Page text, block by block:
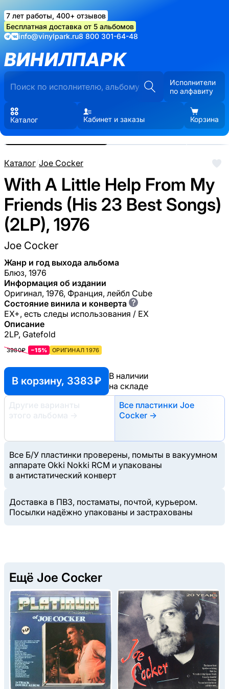
7 лет работы, 400+ отзывов
Бесплатная доставка от 5 альбомов
info@vinylpark.ru8 800 301-64-48
ВИНИЛПАРК
Исполнители
по алфавиту
Каталог Кабинет и заказы Корзина
Каталог/Joe Cocker
With A Little Help From My
Friends (His 23 Best Songs)
(2LP), 1976
Joe Cocker
Жанр и год выхода альбома
Блюз, 1976
Информация об издании
Оригинал, 1976, Франция, лейбл Cube
Состояние винила и конверта ?
EX+, есть следы использования / EX
Описание
2LP, Gatefold
3980₽ −15% ОРИГИНАЛ 1976
В корзину, 3383 ₽
В наличии
на складе
Другие варианты
этого альбома
→
Все пластинки Joe
Cocker →
Все Б/У пластинки проверены, помыты в вакуумном
аппарате Okki Nokki RCM и упакованы
в антистатический конверт
Доставка в ПВЗ, постаматы, почтой, курьером.
Посылки надёжно упакованы и застрахованы
Реальные фото пластинки.
Нажмите, чтобы увеличить
Ещё Joe Cocker